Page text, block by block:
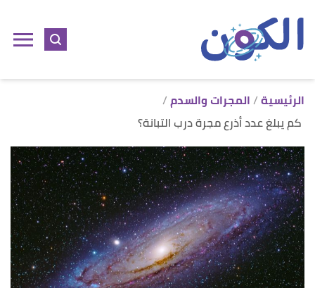
الرئيسية المجرات والسدم
كم يبلغ عدد أذرع مجرة درب التبانة؟